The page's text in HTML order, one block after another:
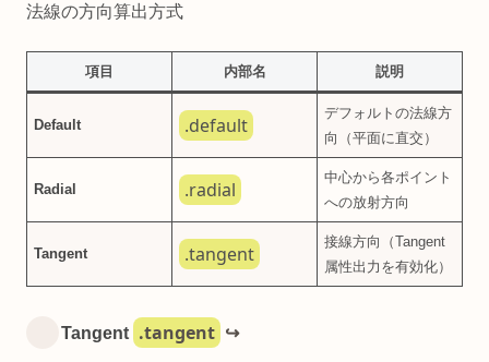
法線の方向算出方式
項目 内部名 説明
Default .default
デフォルトの法線方
向（平面に直交）
Radial .radial
中心から各ポイント
への放射方向
Tangent .tangent
接線方向（Tangent
属性出力を有効化）
Tangent .tangent ↪️